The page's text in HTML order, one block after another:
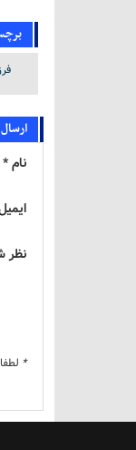
نام *
نظر
*